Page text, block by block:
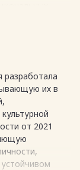
культурная
разработала
их в
от 2021